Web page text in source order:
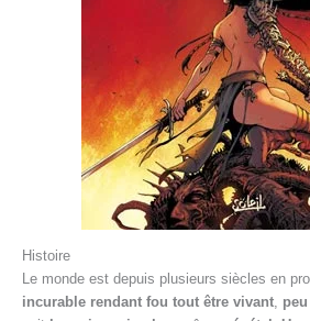
Histoire
Le monde est depuis plusieurs siècles en
incurable rendant fou tout être vivant